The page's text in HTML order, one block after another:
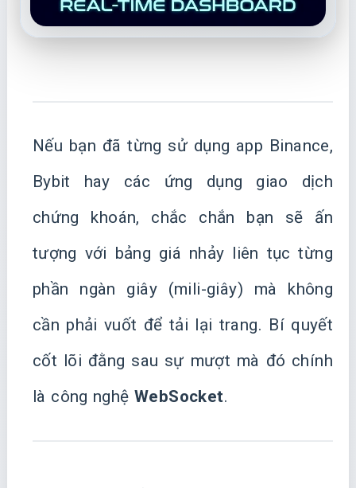
Nếu bạn đã từng sử dụng app Binance,
Bybit hay các ứng dụng giao dịch
chứng khoán, chắc chắn bạn sẽ ấn
tượng với bảng giá nhảy liên tục từng
phần ngàn giây (mili-giây) mà không
cần phải vuốt để tải lại trang. Bí quyết
cốt lõi đằng sau sự mượt mà đó chính
là công nghệWebSocket.